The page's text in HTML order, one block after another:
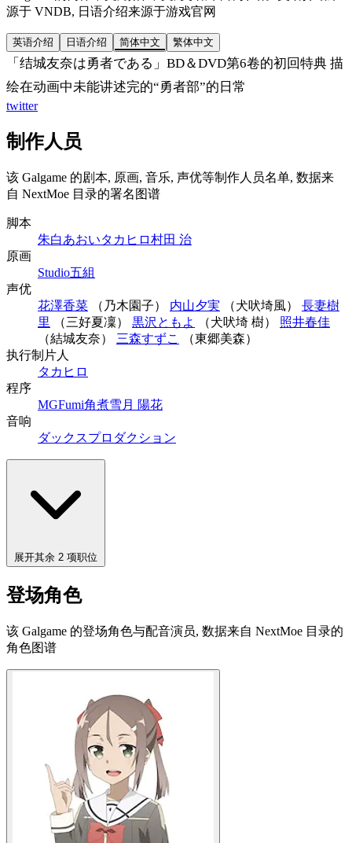
源于 VNDB, 日语介绍来源于游戏官网
英语介绍 日语介绍 简体中文 繁体中文
「结城友奈は勇者である」BD＆DVD第6卷的初回特典 描
绘在动画中未能讲述完的“勇者部”的日常
twitter
制作人员
该 Galgame 的剧本, 原画, 音乐, 声优等制作人员名单, 数据来
自 NextMoe 目录的署名图谱
脚本
朱白あおいタカヒロ村田 治
原画
Studio五組
声优
花澤香菜 （乃木園子） 内山夕実 （犬吠埼風） 長妻樹
里
（三好夏凜） 黒沢ともよ （犬吠埼 樹） 照井春佳
（結城友奈） 三森すずこ
（東郷美森）
执行制片人
タカヒロ
程序
MGFumi角煮雪月 陽花
音响
ダックスプロダクション
展开其余 2 项职位
登场角色
该 Galgame 的登场角色与配音演员, 数据来自 NextMoe 目录的
角色图谱